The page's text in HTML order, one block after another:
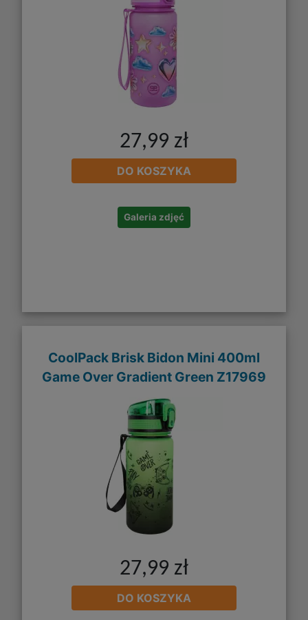
27,99 zł
DO KOSZYKA
Galeria zdjęć
CoolPack Brisk Bidon Mini 400ml
Game Over Gradient Green Z17969
27,99 zł
DO KOSZYKA